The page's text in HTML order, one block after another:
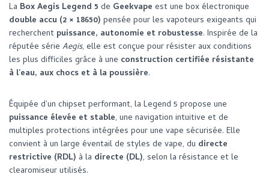
La Box Aegis Legend 5 de Geekvape est une box électronique
double accu (2 × 18650) pensée pour les vapoteurs exigeants qui
recherchent puissance, autonomie et robustesse. Inspirée de la
réputée série Aegis, elle est conçue pour résister aux conditions
les plus difficiles grâce à une construction certifiée résistante
à l’eau, aux chocs et à la poussière.
Équipée d’un chipset performant, la Legend 5 propose une
puissance élevée et stable, une navigation intuitive et de
multiples protections intégrées pour une vape sécurisée. Elle
convient à un large éventail de styles de vape, du directe
restrictive (RDL) à la directe (DL), selon la résistance et le
clearomiseur utilisés.